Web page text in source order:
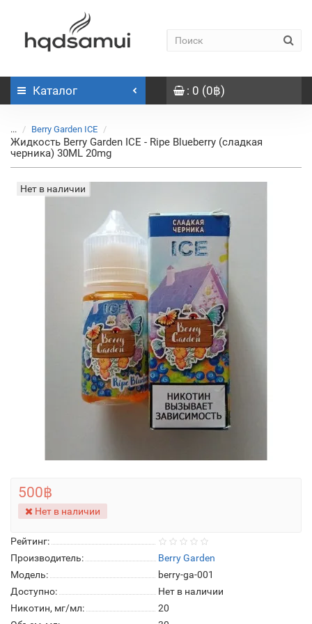
Каталог : 0 (0฿)
... Berry Garden ICE
Жидкость Berry Garden ICE - Ripe Blueberry (сладкая
черника) 30ML 20mg
Нет в наличии
Рейтинг:
Производитель:
Berry Garden
Модель:
berry-ga-001
Доступно:
Нет в наличии
Никотин, мг/мл:
20
500฿
Нет в наличии